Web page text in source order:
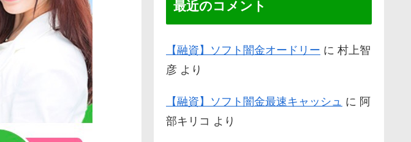
最近のコメント
【融資】ソフト闇金オードリー に 村上智
彦 より
【融資】ソフト闇金最速キャッシュ に 阿
部キリコ より